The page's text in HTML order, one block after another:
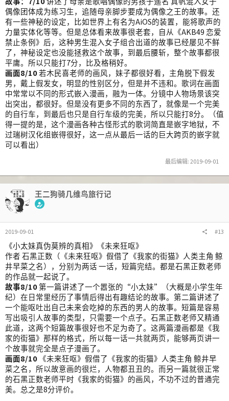
偶像团体成为练习生，追随母亲脚步要成为偶像之王的故事。还
有一些神秘的设定，比如世界上有名为AiOS的装置，能将歌声的
力量实体化等等。但是总体看来故事很老套，自从《AKB49 恋爱
禁止条例》后，这种男生混入女子组合出道的故事已经屡见不鲜
了，神秘设定也没能拯救这个故事，到最后腰斩，整个故事都很
平庸。所以只能打7分，比及格稍好。
画面8/10若木民喜老师的画风，妹子都很好看，主角脱下假发
男，戴上假发女，明显的性别区分，但是并不违和。歌词在画面
中常常以不同的形式嵌入漫画，融为一体。分镜中人物场景该突
出突出，都很好。但是没有更多不同的东西了，就像是一个完美
的自行车，到最后也只是自行车级的完美，所以只能打8分。（值
得一提的是，这个漫画各种古怪形式的歌词简直是嵌字地狱，不
过瑞树汉化组嵌得很好，这一点从最后一话的巨大跨页的嵌字就
可以看出）
最后编辑:2019-09-01
王二狗骑几维鸟旅行记
2019-09-01 #13
《小太妹真伪莫辨的真相》《未来狂呕》
作者 石黑正数（《未来狂呕》假借了《我家的街猫》人类主角 鲸
井早菜之名），分别为两话 一话，短篇完结。都是石黑正数老师
的作品就一起说了。
故事8/10第一篇讲述了一个嚣张的“小太妹”（大概是小学生年
纪）在日常里经历了事情后得出有趣结论的故事。第二篇讲述了
一个能呕吐出自己未来会吃掉的东西的男人的故事。短篇是容易
写出吸引人故事的类型，只需要一个点子。石黑正数老师又精通
此道，这两个短篇故事很好也不足为奇了。这两篇漫画都是《我
家的街猫》那样的格式，所以每一话一共就两页，能够两页讲一
个故事就完全是点子漫画了。
画面8/10 《未来狂呕》假借了《我家的街猫》人类主角 鲸井早
菜之名，所以故意画的很烂，人物都丑丑的。而另一篇就很正常
的石黑正数老师平时《我家的街猫》的画风，不功不过的普通完
美。总之是8分评价。